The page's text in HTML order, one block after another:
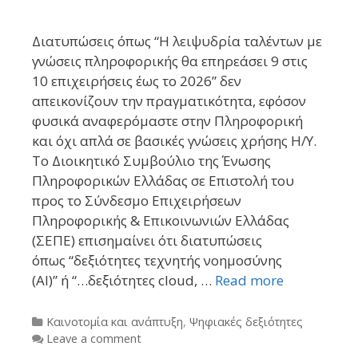
Διατυπώσεις όπως “Η λειψυδρία ταλέντων με
γνώσεις πληροφορικής θα επηρεάσει 9 στις
10 επιχειρήσεις έως το 2026” δεν
απεικονίζουν την πραγματικότητα, εφόσον
φυσικά αναφερόμαστε στην Πληροφορική
και όχι απλά σε βασικές γνώσεις χρήσης Η/Υ.
Το Διοικητικό Συμβούλιο της Ένωσης
Πληροφορικών Ελλάδας σε Επιστολή του
προς το Σύνδεσμο Επιχειρήσεων
Πληροφορικής & Επικοινωνιών Ελλάδας
(ΣΕΠΕ) επισημαίνει ότι διατυπώσεις
όπως “δεξιότητες τεχνητής νοημοσύνης
(AI)” ή “…δεξιότητες cloud, … Read more
Categories
Καινοτομία και ανάπτυξη, Ψηφιακές δεξιότητες
Leave a comment